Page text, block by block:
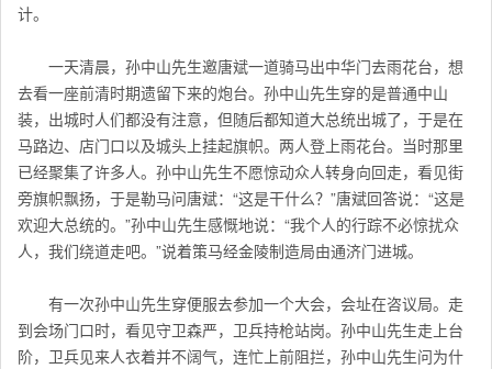
计。
一天清晨，孙中山先生邀唐斌一道骑马出中华门去雨花台，想
去看一座前清时期遗留下来的炮台。孙中山先生穿的是普通中山
装，出城时人们都没有注意，但随后都知道大总统出城了，于是在
马路边、店门口以及城头上挂起旗帜。两人登上雨花台。当时那里
已经聚集了许多人。孙中山先生不愿惊动众人转身向回走，看见街
旁旗帜飘扬，于是勒马问唐斌：“这是干什么？”唐斌回答说：“这是
欢迎大总统的。”孙中山先生感慨地说：“我个人的行踪不必惊扰众
人，我们绕道走吧。”说着策马经金陵制造局由通济门进城。
有一次孙中山先生穿便服去参加一个大会，会址在咨议局。走
到会场门口时，看见守卫森严，卫兵持枪站岗。孙中山先生走上台
阶，卫兵见来人衣着并不阔气，连忙上前阻拦，孙中山先生问为什